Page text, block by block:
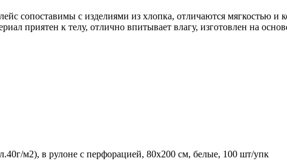
сопоставимы с изделиями из хлопка, отличаются мягкостью
приятен к телу, отлично впитывает влагу, изготовлен на
м2), в рулоне с перфорацией, 80х200 см, белые, 100 шт/упк